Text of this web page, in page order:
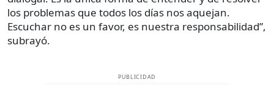
los problemas que todos los días nos aquejan.
Escuchar no es un favor, es nuestra responsabilidad”,
subrayó.
PUBLICIDAD